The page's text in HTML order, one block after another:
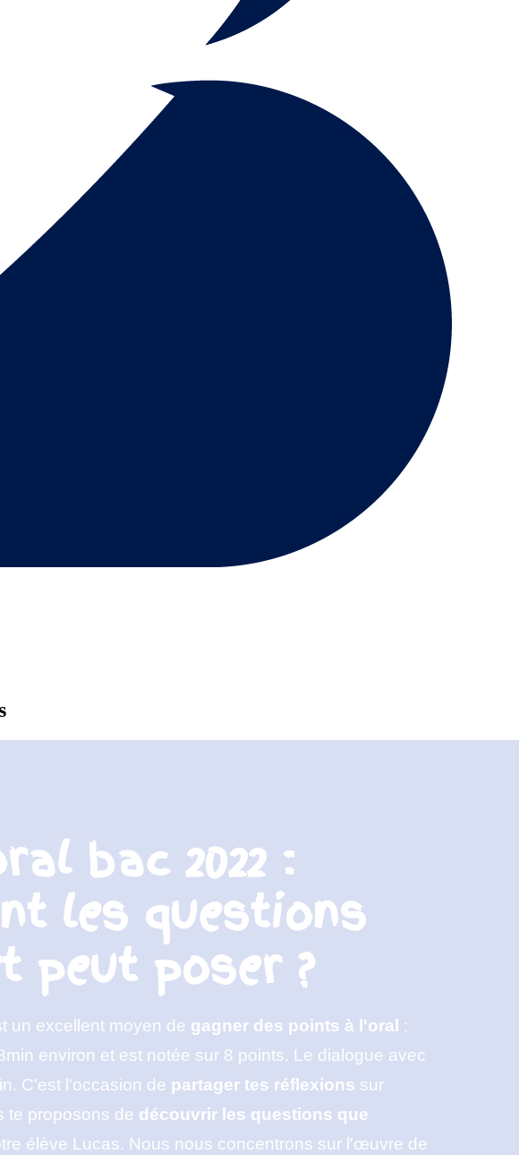
bac 2022 :
les questions
peut poser ?
un excellent moyen de gagner des points à l'oral
:
environ et est notée sur 8 points. Le dialogue avec
C'est l'occasion de partager tes réflexions sur
te proposons de découvrir les questions que
élève Lucas. Nous nous concentrons sur l'œuvre de